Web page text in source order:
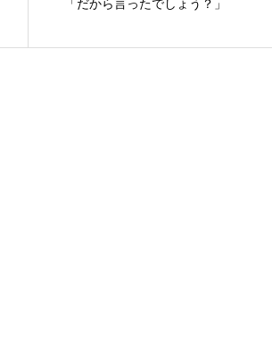
「だから言ったでしょう？」